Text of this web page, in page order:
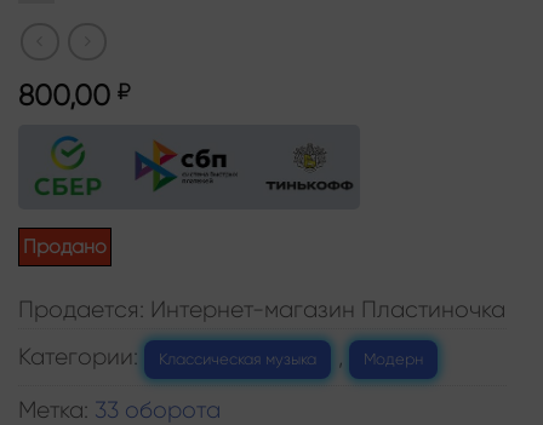
800,00 ₽
Продано
Продается: Интернет-магазин Пластиночка
Категории:
Классическая музыка , Модерн
Метка: 33 оборота